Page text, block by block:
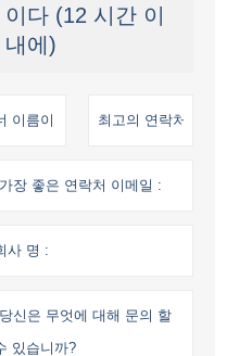
이다 (12 시간 이
내에)